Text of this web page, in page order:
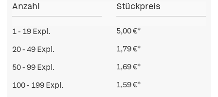
Anzahl Stückpreis
1 - 19 Expl.
5,00 €*
20 - 49 Expl.
1,79 €*
50 - 99 Expl.
1,69 €*
100 - 199 Expl.
1,59 €*